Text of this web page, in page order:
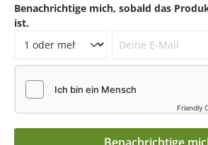
Benachrichtige mich, sobald das
ist.
Friendly
Benachrichtige